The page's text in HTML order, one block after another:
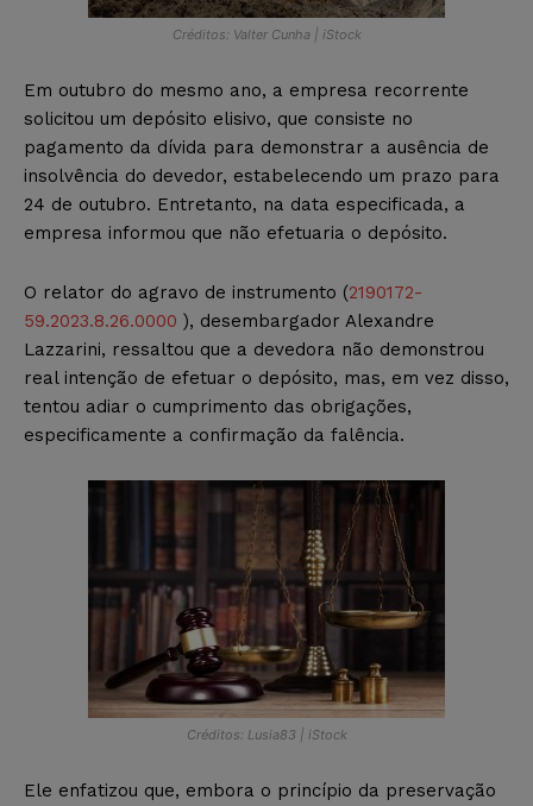
Créditos: Valter Cunha | iStock
Em outubro do mesmo ano, a empresa recorrente
solicitou um depósito elisivo, que consiste no
pagamento da dívida para demonstrar a ausência de
insolvência do devedor, estabelecendo um prazo para
24 de outubro. Entretanto, na data especificada, a
empresa informou que não efetuaria o depósito.
O relator do agravo de instrumento (2190172-
59.2023.8.26.0000 ), desembargador Alexandre
Lazzarini, ressaltou que a devedora não demonstrou
real intenção de efetuar o depósito, mas, em vez disso,
tentou adiar o cumprimento das obrigações,
especificamente a confirmação da falência.
Créditos: Lusia83 | iStock
Ele enfatizou que, embora o princípio da preservação